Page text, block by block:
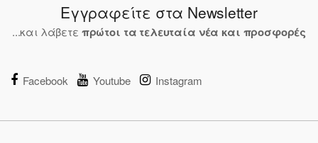
Εγγραφείτε στα Newsletter
...και λάβετε πρώτοι τα τελευταία νέα και προσφορές
Facebook Youtube Instagram